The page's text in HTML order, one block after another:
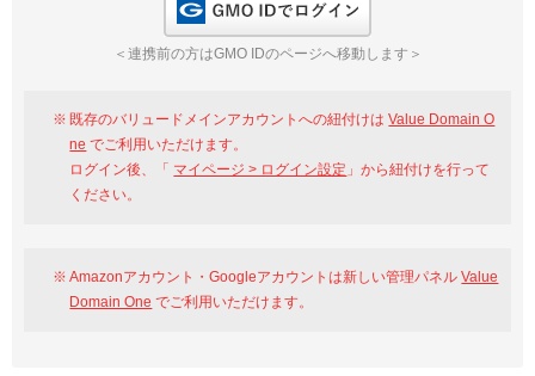
※AmazonはValue Domain Oneのログイン画面へ遷移します
GMO ID
＜連携前の方はGMO IDのページへ移動します＞
既存のバリュードメインアカウントへの紐付けはValue Domain O
ne でご利用いただけます。
ログイン後、「 マイページ > ログイン設定 」から紐付けを行って
ください。
Amazonアカウント・Googleアカウントは新しい管理パネルValue
Domain One でご利用いただけます。